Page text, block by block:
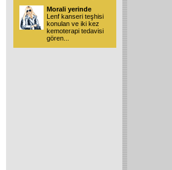
Morali yerinde
Lenf kanseri teşhisi
konulan ve iki kez
kemoterapi tedavisi
gören